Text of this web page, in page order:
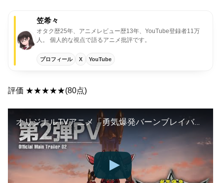
笠希々
オタク歴25年、アニメレビュー歴13年、YouTube登録者11万
人。 個人的な視点で語るアニメ批評です。
プロフィール X YouTube
評価 ★★★★★(80点)
オリジナルTVアニメ「勇気爆発バーンブレイバーン」第2弾PV